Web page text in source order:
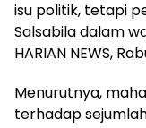
isu politik, tetapi
Salsabila dalam
HARIAN NEWS,
Menurutnya,
terhadap